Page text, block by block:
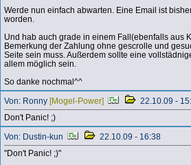
Werde nun einfach abwarten. Eine Email ist
worden.
Und hab auch grade in einem Fall(ebenfalls aus
Bemerkung der Zahlung ohne gescrolle und
Seite sein muss. Außerdem sollte eine
allem möglich sein.
So danke nochmal^^
Von: Ronny [Mogel-Power]
22.10.09 -
Don't Panic! ;)
Von: Dustin-kun
22.10.09 - 16:38
"Don't Panic! ;)"